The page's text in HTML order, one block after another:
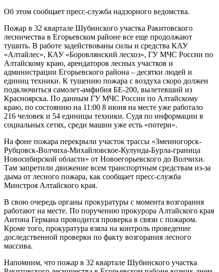
Об этом сообщает пресс-служба надзорного ведомства.
Пожар в 32 квартале Шубинского участка Ракитовского
лесничества в Егорьевском районе все еще продолжают
тушить. В работе задействованы силы и средства КАУ
«Алтайлес», КАУ «Боровлянский лесхоз», ГУ МЧС России по
Алтайскому краю, арендаторов лесных участков и
администрации Егорьевского района – десятки людей и
единиц техники. К тушению пожара с воздуха скоро должен
подключиться самолет-амфибия БЕ-200, вылетевший из
Красноярска. По данным ГУ МЧС России по Алтайскому
краю, по состоянию на 11:00 8 июня на месте уже работало
216 человек и 54 единицы техники. Судя по информации в
социальных сетях, среди машин уже есть «потери».
На фоне пожара перекрыли участок трассы «Змеиногорск-
Рубцовск-Волчиха-Михайловское-Кулунда-Бурла-граница
Новосибирской области» от Новоегорьевского до Волчихи.
Там запретили движение всем транспортным средствам из-за
дыма от лесного пожара, как сообщает пресс-служба
Минстроя Алтайского края.
В свою очередь органы прокуратуры с момента возгорания
работают на месте. По поручению прокурора Алтайского края
Антона Германа проводится проверка в связи с пожаром.
Кроме того, прокуратура взяла на контроль проведение
доследственной проверки по факту возгорания лесного
массива.
Напомним, что пожар в 32 квартале Шубинского участка